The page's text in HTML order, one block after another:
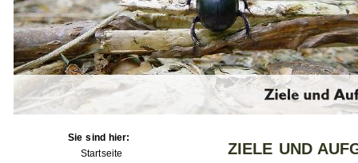
Sie sind hier:
Startseite
ZIELE UND